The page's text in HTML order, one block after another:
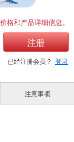
格和产品详细信息。
注册
已经注册会员？ 登录
注意事项